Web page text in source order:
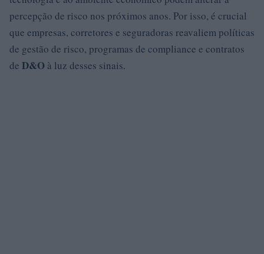
percepção de risco nos próximos anos. Por isso, é crucial
que empresas, corretores e seguradoras reavaliem políticas
de gestão de risco, programas de compliance e contratos
de D&O à luz desses sinais.